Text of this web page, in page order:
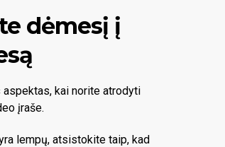
dėmesį į
kai norite atrodyti
įraše.
lempų, atsistokite taip, kad